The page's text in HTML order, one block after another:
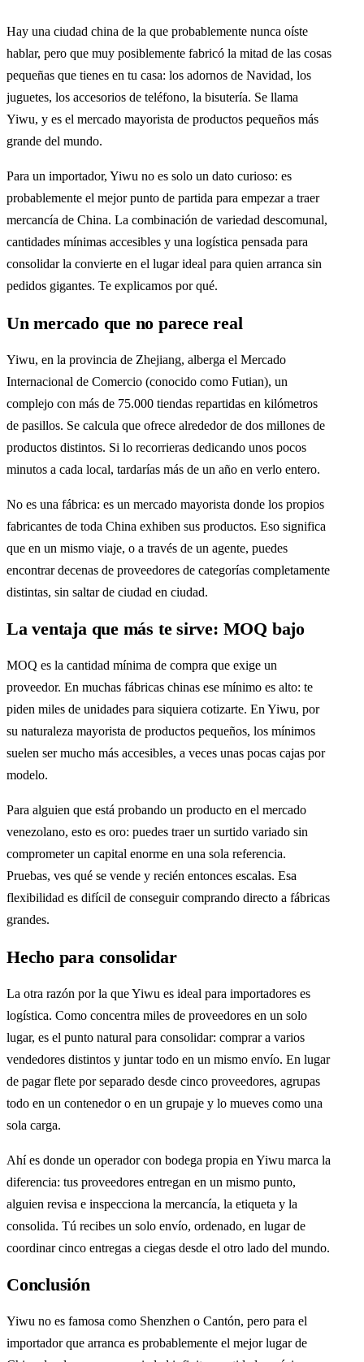
Hay una ciudad china de la que probablemente nunca oíste
hablar, pero que muy posiblemente fabricó la mitad de las cosas
pequeñas que tienes en tu casa: los adornos de Navidad, los
juguetes, los accesorios de teléfono, la bisutería. Se llama
Yiwu, y es el mercado mayorista de productos pequeños más
grande del mundo.
Para un importador, Yiwu no es solo un dato curioso: es
probablemente el mejor punto de partida para empezar a traer
mercancía de China. La combinación de variedad descomunal,
cantidades mínimas accesibles y una logística pensada para
consolidar la convierte en el lugar ideal para quien arranca sin
pedidos gigantes. Te explicamos por qué.
Un mercado que no parece real
Yiwu, en la provincia de Zhejiang, alberga el Mercado
Internacional de Comercio (conocido como Futian), un
complejo con más de 75.000 tiendas repartidas en kilómetros
de pasillos. Se calcula que ofrece alrededor de dos millones de
productos distintos. Si lo recorrieras dedicando unos pocos
minutos a cada local, tardarías más de un año en verlo entero.
No es una fábrica: es un mercado mayorista donde los propios
fabricantes de toda China exhiben sus productos. Eso significa
que en un mismo viaje, o a través de un agente, puedes
encontrar decenas de proveedores de categorías completamente
distintas, sin saltar de ciudad en ciudad.
La ventaja que más te sirve: MOQ bajo
MOQ es la cantidad mínima de compra que exige un
proveedor. En muchas fábricas chinas ese mínimo es alto: te
piden miles de unidades para siquiera cotizarte. En Yiwu, por
su naturaleza mayorista de productos pequeños, los mínimos
suelen ser mucho más accesibles, a veces unas pocas cajas por
modelo.
Para alguien que está probando un producto en el mercado
venezolano, esto es oro: puedes traer un surtido variado sin
comprometer un capital enorme en una sola referencia.
Pruebas, ves qué se vende y recién entonces escalas. Esa
flexibilidad es difícil de conseguir comprando directo a fábricas
grandes.
Hecho para consolidar
La otra razón por la que Yiwu es ideal para importadores es
logística. Como concentra miles de proveedores en un solo
lugar, es el punto natural para consolidar: comprar a varios
vendedores distintos y juntar todo en un mismo envío. En lugar
de pagar flete por separado desde cinco proveedores, agrupas
todo en un contenedor o en un grupaje y lo mueves como una
sola carga.
Ahí es donde un operador con bodega propia en Yiwu marca la
diferencia: tus proveedores entregan en un mismo punto,
alguien revisa e inspecciona la mercancía, la etiqueta y la
consolida. Tú recibes un solo envío, ordenado, en lugar de
coordinar cinco entregas a ciegas desde el otro lado del mundo.
Conclusión
Yiwu no es famosa como Shenzhen o Cantón, pero para el
importador que arranca es probablemente el mejor lugar de